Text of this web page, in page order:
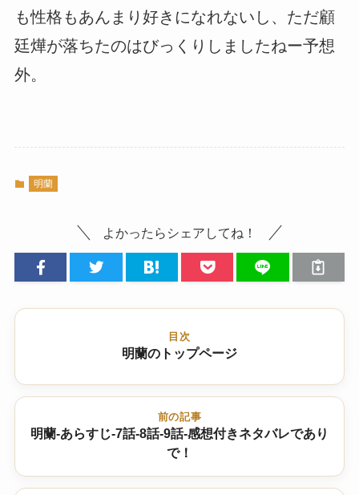
も性格もあんまり好きになれないし、ただ顧
廷燁が落ちたのはびっくりしましたねー予想
外。
明蘭
よかったらシェアしてね！
目次
明蘭のトップページ
前の記事
明蘭-あらすじ-7話-8話-9話-感想付きネタバレであり
で！